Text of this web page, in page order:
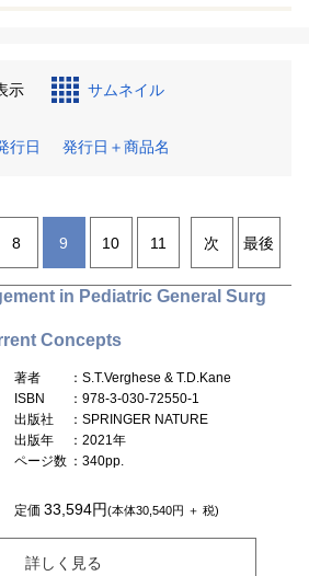
示 サムネイル
行日 発行日＋商品名
8 9 10 11 次 最後
in Pediatric General Surg
Concepts
著者
：S.T.Verghese & T.D.Kane
ISBN
：978-3-030-72550-1
出版社
：SPRINGER NATURE
出版年
：2021年
ページ数 ：340pp.
定価33,594円(本体30,540円 ＋ 税)
詳しく見る